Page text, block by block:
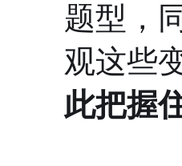
题型，
观这些
此把握